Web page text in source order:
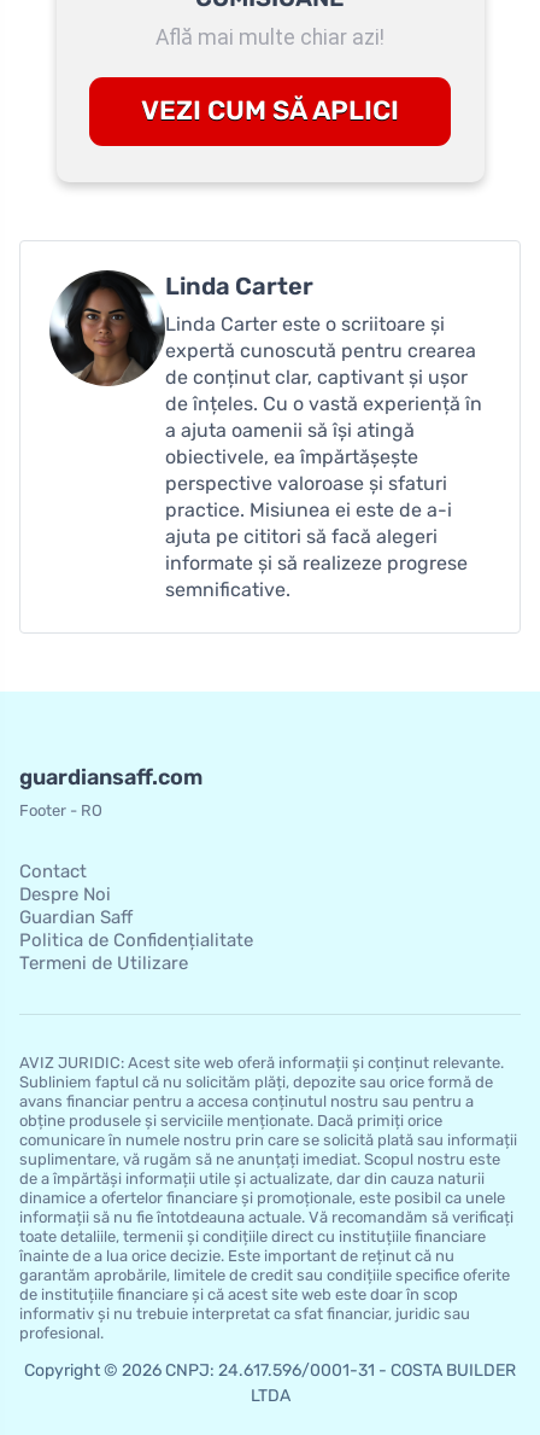
Află mai multe chiar azi!
VEZI CUM SĂ APLICI
Linda Carter
Linda Carter este o scriitoare și
expertă cunoscută pentru crearea
de conținut clar, captivant și ușor
de înțeles. Cu o vastă experiență în
a ajuta oamenii să își atingă
obiectivele, ea împărtășește
perspective valoroase și sfaturi
practice. Misiunea ei este de a-i
ajuta pe cititori să facă alegeri
informate și să realizeze progrese
semnificative.
guardiansaff.com
Footer - RO
Contact
Despre Noi
Guardian Saff
Politica de Confidențialitate
Termeni de Utilizare
AVIZ JURIDIC: Acest site web oferă informații și conținut relevante.
Subliniem faptul că nu solicităm plăți, depozite sau orice formă de
avans financiar pentru a accesa conținutul nostru sau pentru a
obține produsele și serviciile menționate. Dacă primiți orice
comunicare în numele nostru prin care se solicită plată sau informații
suplimentare, vă rugăm să ne anunțați imediat. Scopul nostru este
de a împărtăși informații utile și actualizate, dar din cauza naturii
dinamice a ofertelor financiare și promoționale, este posibil ca unele
informații să nu fie întotdeauna actuale. Vă recomandăm să verificați
toate detaliile, termenii și condițiile direct cu instituțiile financiare
înainte de a lua orice decizie. Este important de reținut că nu
garantăm aprobările, limitele de credit sau condițiile specifice oferite
de instituțiile financiare și că acest site web este doar în scop
informativ și nu trebuie interpretat ca sfat financiar, juridic sau
profesional.
Copyright © 2026 CNPJ: 24.617.596/0001-31 - COSTA BUILDER
LTDA